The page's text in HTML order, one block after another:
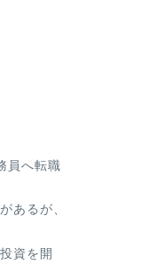
員へ転職
あるが、
資を開